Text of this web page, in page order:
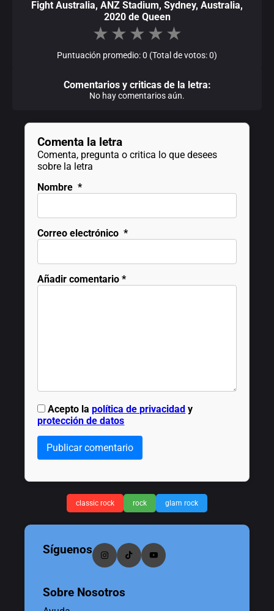
Fight Australia, ANZ Stadium, Sydney, Australia,
2020 de Queen
★ ★ ★ ★ ★
Puntuación promedio: 0 (Total de votos: 0)
Comentarios y criticas de la letra:
No hay comentarios aún.
Comenta la letra
Comenta, pregunta o critica lo que desees
sobre la letra
Nombre *
Correo electrónico *
Añadir comentario *
Acepto lapolítica de privacidad y
protección de datos
Publicar comentario
classic rock rock glam rock
Síguenos
Sobre Nosotros